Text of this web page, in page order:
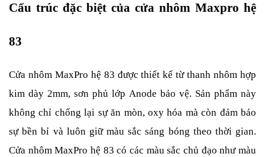
Cấu trúc đặc biệt của cửa nhôm Maxpro hệ
83
Cửa nhôm MaxPro hệ 83 được thiết kế từ thanh nhôm hợp
kim dày 2mm, sơn phủ lớp Anode bảo vệ. Sản phẩm này
không chỉ chống lại sự ăn mòn, oxy hóa mà còn đảm bảo
sự bền bỉ và luôn giữ màu sắc sáng bóng theo thời gian.
Cửa nhôm MaxPro hệ 83 có các màu sắc chủ đạo như màu